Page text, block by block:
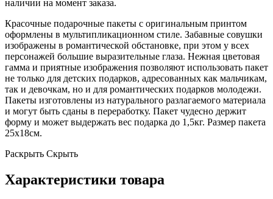
наличии на момент заказа.
Красочные подарочные пакеты с оригинальным принтом
оформлены в мультипликационном стиле. Забавные совушки
изображены в романтической обстановке, при этом у всех
персонажей большие выразительные глаза. Нежная цветовая
гамма и приятные изображения позволяют использовать пакет
не только для детских подарков, адресованных как мальчикам,
так и девочкам, но и для романтических подарков молодежи.
Пакеты изготовлены из натурального разлагаемого материала
и могут быть сданы в переработку. Пакет чудесно держит
форму и может выдержать вес подарка до 1,5кг. Размер пакета
25х18см.
Раскрыть Скрыть
Характеристики товара